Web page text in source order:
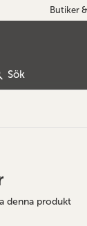
Butiker
Sök
denna produkt